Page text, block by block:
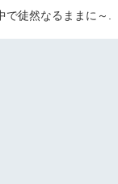
徒然なるままに～.